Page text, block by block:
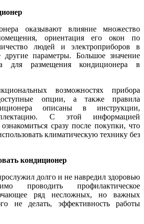
оказывают влияние множество
ориентация его окон по
людей и электроприборов в
параметры. Большое значение
для размещения кондиционера в
возможностях прибора
опции, а также правила
описаны в инструкции,
С этой информацией
сразу после покупки, что
климатическую технику без
кондиционер
долго и не навредил здоровью
проводить профилактическое
ряд несложных, но важных
не делать, эффективность работы